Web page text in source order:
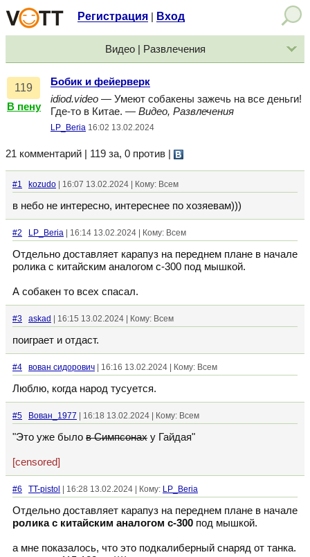
Регистрация Вход
Видео | Развлечения
119
В пену
Бобик и фейерверк
idiod.video — Умеют собакены зажечь на все деньги!
Где-то в Китае. — Видео, Развлечения
LP_Beria 16:02 13.02.2024
21 комментарий | 119 за, 0 против
#1 kozudo | 16:07 13.02.2024 | Кому: Всем
в небо не интересно, интереснее по хозяевам)))
#2 LP_Beria | 16:14 13.02.2024 | Кому: Всем
Отдельно доставляет карапуз на переднем плане в начале
ролика с китайским аналогом с-300 под мышкой.
А собакен то всех спасал.
#3 askad | 16:15 13.02.2024 | Кому: Всем
поиграет и отдаст.
#4 вован сидорович | 16:16 13.02.2024 | Кому: Всем
Люблю, когда народ тусуется.
#5 Вован_1977 | 16:18 13.02.2024 | Кому: Всем
"Это уже было в Симпсонах у Гайдая"
[censored]
#6 TT-pistol | 16:28 13.02.2024 | Кому: LP_Beria
Отдельно доставляет карапуз на переднем плане в начале
ролика с китайским аналогом с-300 под мышкой.
а мне показалось, что это подкалиберный снаряд от танка.